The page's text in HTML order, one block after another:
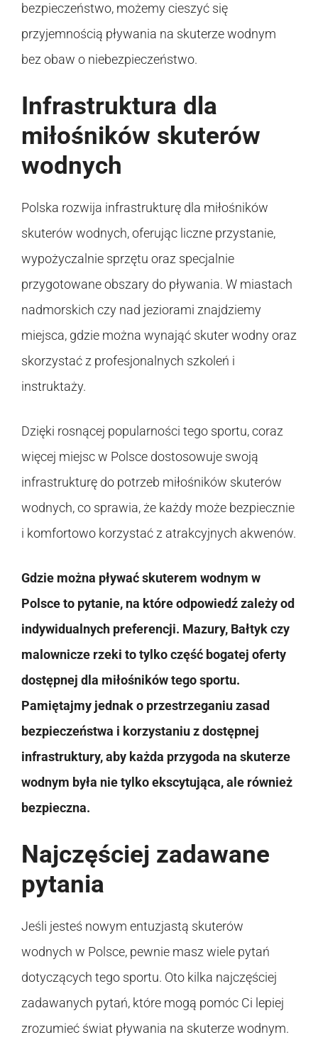
bezpieczeństwo, możemy cieszyć się
przyjemnością pływania na skuterze wodnym
bez obaw o niebezpieczeństwo.
Infrastruktura dla
miłośników skuterów
wodnych
Polska rozwija infrastrukturę dla miłośników
skuterów wodnych, oferując liczne przystanie,
wypożyczalnie sprzętu oraz specjalnie
przygotowane obszary do pływania. W miastach
nadmorskich czy nad jeziorami znajdziemy
miejsca, gdzie można wynająć skuter wodny oraz
skorzystać z profesjonalnych szkoleń i
instruktaży.
Dzięki rosnącej popularności tego sportu, coraz
więcej miejsc w Polsce dostosowuje swoją
infrastrukturę do potrzeb miłośników skuterów
wodnych, co sprawia, że każdy może bezpiecznie
i komfortowo korzystać z atrakcyjnych akwenów.
Gdzie można pływać skuterem wodnym w
Polsce to pytanie, na które odpowiedź zależy od
indywidualnych preferencji. Mazury, Bałtyk czy
malownicze rzeki to tylko część bogatej oferty
dostępnej dla miłośników tego sportu.
Pamiętajmy jednak o przestrzeganiu zasad
bezpieczeństwa i korzystaniu z dostępnej
infrastruktury, aby każda przygoda na skuterze
wodnym była nie tylko ekscytująca, ale również
bezpieczna.
Najczęściej zadawane
pytania
Jeśli jesteś nowym entuzjastą skuterów
wodnych w Polsce, pewnie masz wiele pytań
dotyczących tego sportu. Oto kilka najczęściej
zadawanych pytań, które mogą pomóc Ci lepiej
zrozumieć świat pływania na skuterze wodnym.